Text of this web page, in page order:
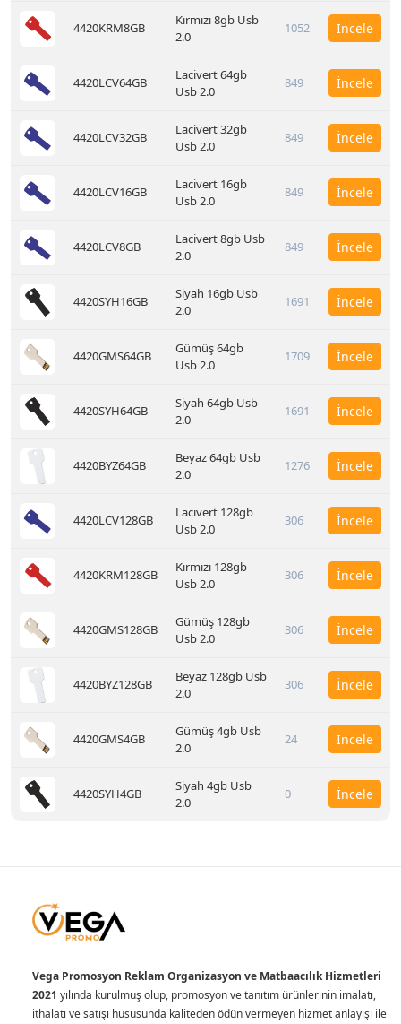
4420KRM8GB
Kırmızı 8gb Usb
2.0
1052 İncele
4420LCV64GB
Lacivert 64gb
Usb 2.0
849 İncele
4420LCV32GB
Lacivert 32gb
Usb 2.0
849 İncele
4420LCV16GB
Lacivert 16gb
Usb 2.0
849 İncele
4420LCV8GB
Lacivert 8gb Usb
2.0
849 İncele
4420SYH16GB
Siyah 16gb Usb
2.0
1691 İncele
4420GMS64GB
Gümüş 64gb
Usb 2.0
1709 İncele
4420SYH64GB
Siyah 64gb Usb
2.0
1691 İncele
4420BYZ64GB
Beyaz 64gb Usb
2.0
1276 İncele
4420LCV128GB
Lacivert 128gb
Usb 2.0
306 İncele
4420KRM128GB
Kırmızı 128gb
Usb 2.0
306 İncele
4420GMS128GB
Gümüş 128gb
Usb 2.0
306 İncele
4420BYZ128GB
Beyaz 128gb Usb
2.0
306 İncele
4420GMS4GB
Gümüş 4gb Usb
2.0
24 İncele
4420SYH4GB
Siyah 4gb Usb
2.0
0 İncele
Vega Promosyon Reklam Organizasyon ve Matbaacılık Hizmetleri
2021 yılında kurulmuş olup, promosyon ve tanıtım ürünlerinin imalatı,
ithalatı ve satışı hususunda kaliteden ödün vermeyen hizmet anlayışı ile